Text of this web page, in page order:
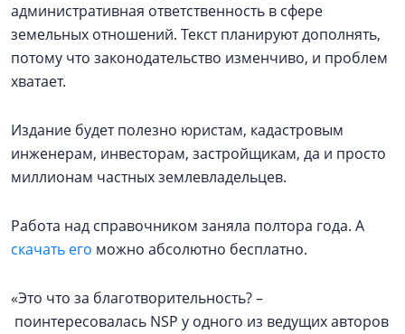
административная ответственность в сфере
земельных отношений. Текст планируют дополнять,
потому что законодательство изменчиво, и проблем
хватает.
Издание будет полезно юристам, кадастровым
инженерам, инвесторам, застройщикам, да и просто
миллионам частных землевладельцев.
Работа над справочником заняла полтора года. А
скачать его можно абсолютно бесплатно.
«Это что за благотворительность? –
поинтересовалась NSP у одного из ведущих авторов